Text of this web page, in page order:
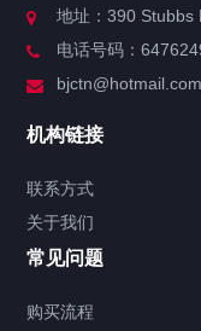
服务分类
签署类文件海牙认
视频中心
地址：390 Stubbs
电话号码：
bjctn@hotmail.com
机构链接
联系方式
关于我们
常见问题
购买流程